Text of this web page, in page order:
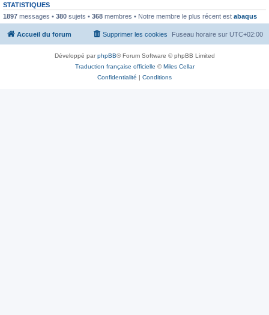
STATISTIQUES
1897 messages • 380 sujets • 368 membres • Notre membre le plus récent est abaqus
Accueil du forum Fuseau horaire sur UTC+02:00
Supprimer les cookies
Développé parphpBB® Forum Software © phpBB Limited
Traduction française officielle ©Miles Cellar
Confidentialité | Conditions